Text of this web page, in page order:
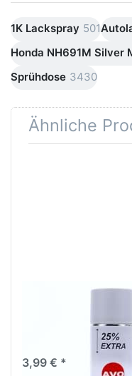
1K Lackspray 501
Honda NH691M Silver
Sprühdose 3430
Ähnliche
3,99 € *